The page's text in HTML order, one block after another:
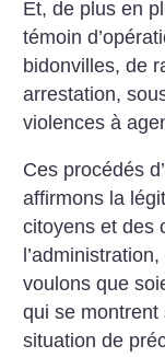
Et, de plus en
témoin
bidonvilles, de
arrestation,
violences à
Ces procédés
affirmons la
citoyens et des
voulons que
qui se montrent
situation de